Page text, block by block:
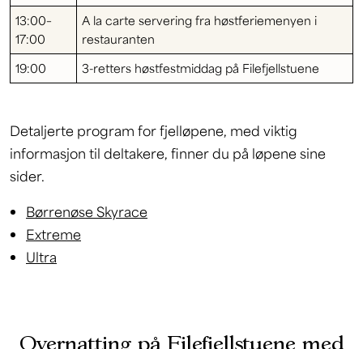
13:00–
17:00
A la carte servering fra høstferiemenyen i
restauranten
19:00
3-retters høstfestmiddag på Filefjellstuene
Detaljerte program for fjelløpene, med viktig
informasjon til deltakere, finner du på løpene sine
sider.
Børrenøse Skyrace
Extreme
Ultra
Overnatting på Filefjellstuene med